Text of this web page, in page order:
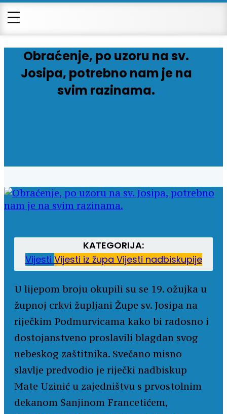
Obraćenje, po uzoru na sv.
Josipa, potrebno nam je na
svim razinama.
KATEGORIJA:
Vijesti Vijesti iz župa Vijesti nadbiskupije
U lijepom broju okupili su se 19. ožujka u
župnoj crkvi župljani Župe sv. Josipa na
riječkim Podmurvicama kako bi radosno i
dostojanstveno proslavili blagdan svog
nebeskog zaštitnika. Svečano misno
slavlje predvodio je riječki nadbiskup
Mate Uzinić u zajedništvu s prvostolnim
dekanom Sanjinom Francetićem,